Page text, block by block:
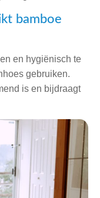
bamboe
en hygiënisch te
gebruiken.
is en bijdraagt